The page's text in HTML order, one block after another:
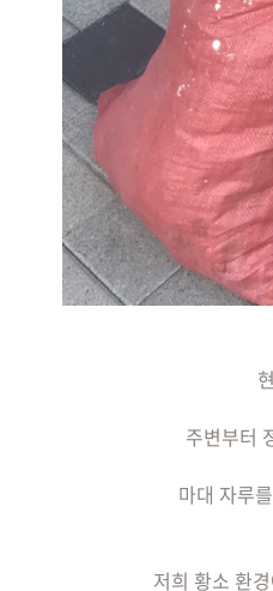
주변부터
마대 자루
저희 황소 환